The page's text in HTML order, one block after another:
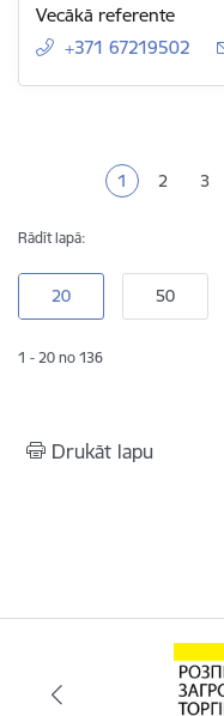
Vecākā referente
+371 67219502
LapošanaPašreizējā lapa
1 Lapa
2 Lapa
3
Rādīt lapā:
1 - 20 no 136
Drukāt lapu